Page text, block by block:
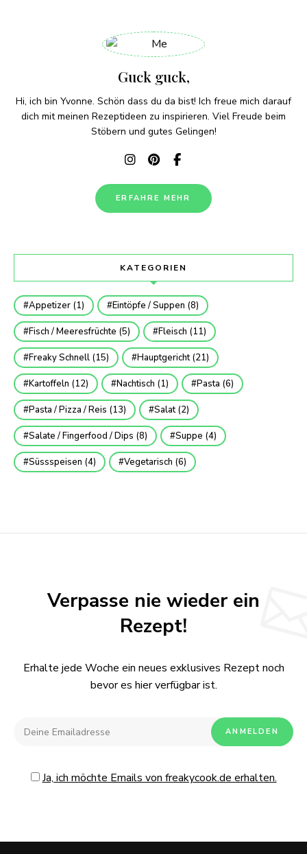
Guck guck,
Hi, ich bin Yvonne. Schön dass du da bist! Ich freue mich darauf
dich mit meinen Rezeptideen zu inspirieren. Viel Freude beim
Stöbern und gutes Gelingen!
ERFAHRE MEHR
KATEGORIEN
Appetizer (1) Eintöpfe / Suppen (8)
Fisch / Meeresfrüchte (5) Fleisch (11)
Freaky Schnell (15) Hauptgericht(21)
Kartoffeln (12) Nachtisch (1) Pasta (6)
Pasta / Pizza / Reis (13) Salat(2)
Salate / Fingerfood / Dips (8) Suppe (4)
Süssspeisen (4) Vegetarisch (6)
Verpasse nie wieder ein
Rezept!
Erhalte jede Woche ein neues exklusives Rezept noch
bevor es hier verfügbar ist.
Ja, ich möchte Emails von freakycook.de erhalten.